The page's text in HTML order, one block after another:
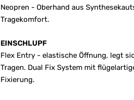
Neopren - Oberhand aus
Tragekomfort.
EINSCHLUPF
Flex Entry - elastische Öffnung, legt
Tragen. Dual Fix System mit
Fixierung.